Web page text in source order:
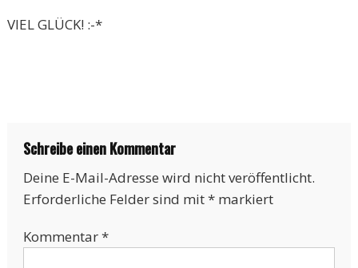
VIEL GLÜCK! :-*
Schreibe einen Kommentar
Deine E-Mail-Adresse wird nicht veröffentlicht.
Erforderliche Felder sind mit*markiert
Kommentar*